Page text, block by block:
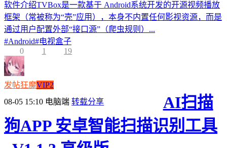
软件介绍TVBox是一款基于 Android系统开发的开源视频播放
框架（常被称为“壳”应用），本身不内置任何影视资源，而是
通过用户配置外部“接口源”（爬虫规则）...
#Android#电视盒子
0
1 19
发帖狂魔VIP2
08-05 15:10 电脑端 转载分享
AI扫描
狗APP 安卓智能扫描识别工具